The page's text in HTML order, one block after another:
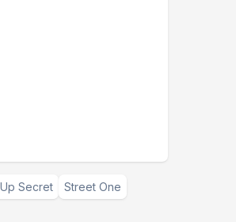
Secret Street One